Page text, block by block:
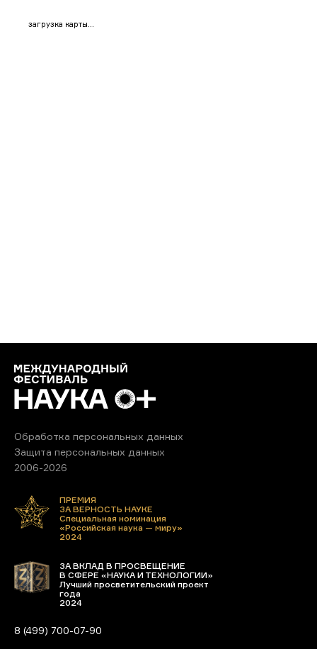
загрузка карты...
Обработка персональных данных
Защита персональных данных
2006-2026
ПРЕМИЯ
ЗА ВЕРНОСТЬ НАУКЕ
Специальная номинация
«Российская наука — миру»
2024
ЗА ВКЛАД В ПРОСВЕЩЕНИЕ
В СФЕРЕ «НАУКА И ТЕХНОЛОГИИ»
Лучший просветительский проект
года
2024
8 (499) 700-07-90